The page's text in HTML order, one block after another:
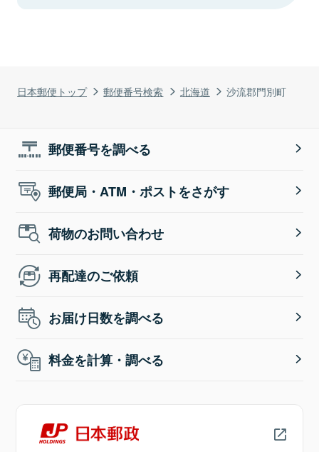
日本郵便トップ 郵便番号検索 北海道 沙流郡門別町
郵便番号を調べる
郵便局・ATM・ポストをさがす
荷物のお問い合わせ
再配達のご依頼
お届け日数を調べる
料金を計算・調べる